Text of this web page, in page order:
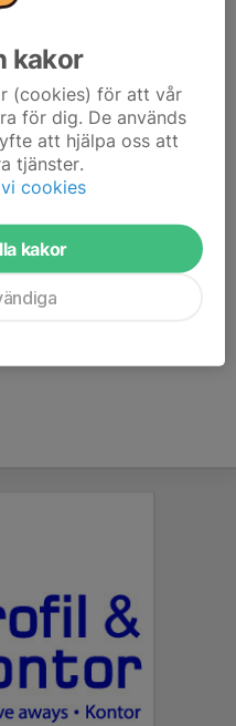
på målsnöret i ett tufft kval
efter ett flertal avhopp.
men även resten av
kakor
(cookies) för att vår
för dig. De används
att hjälpa oss att
tjänster.
cookies
kakor